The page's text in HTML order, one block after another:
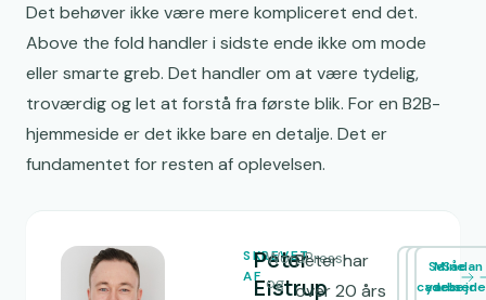
Det behøver ikke være mere kompliceret end det.
Above the fold handler i sidste ende ikke om mode
eller smarte greb. Det handler om at være tydelig,
troværdig og let at forstå fra første blik. For en B2B-
hjemmeside er det ikke bare en detalje. Det er
fundamentet for resten af oplevelsen.
SKREVET
AF
Peter
Eistrup
WordPress-
og
Peter har
over 20 års
Se
cases
Mine
ydelser
Sådan